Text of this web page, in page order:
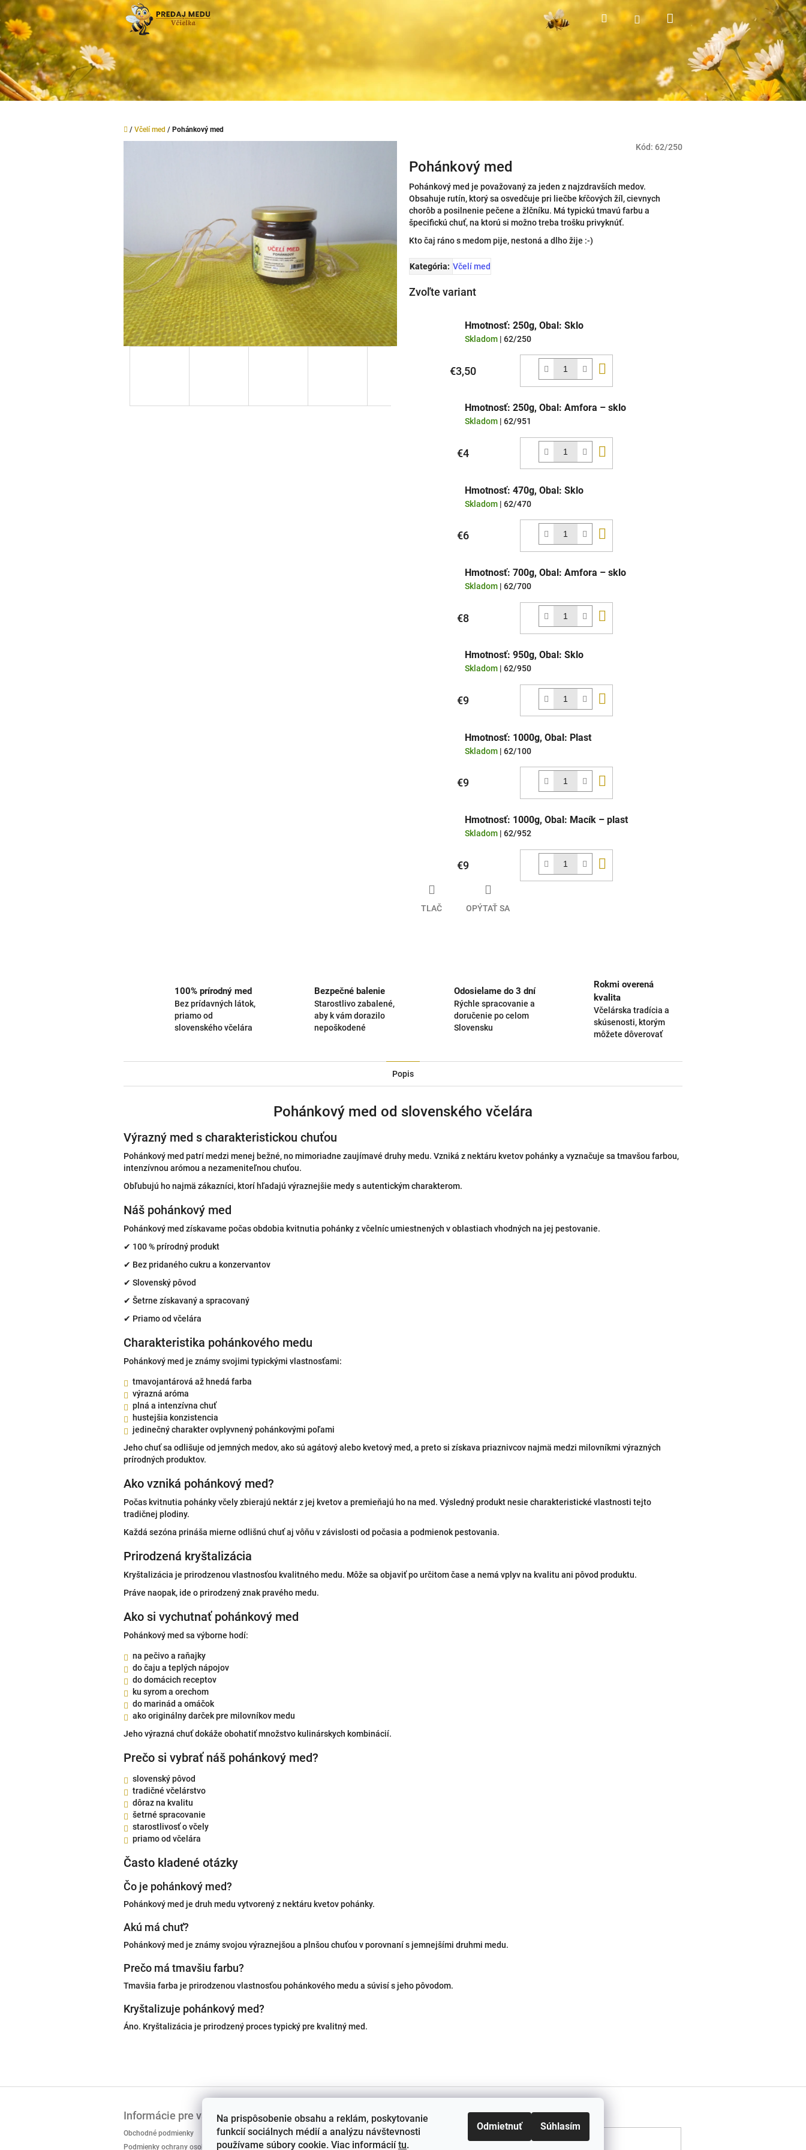
Na prispôsobenie obsahu a reklám, poskytovanie
funkcií sociálnych médií a analýzu návštevnosti
používame súbory cookie. Viac informáciítu.
Odmietnuť Súhlasím
Prejsť
na
obsah
HľadaťPrihlásenieNákupný
košík
Domov
/ Včelí med / Pohánkový med
Kód: 62/250
Pohánkový med
Pohánkový med je považovaný za jeden z najzdravších medov.
Obsahuje rutín, ktorý sa osvedčuje pri liečbe kŕčových žíl, cievnych
chorôb a posilnenie pečene a žlčníku. Má typickú tmavú farbu a
špecifickú chuť, na ktorú si možno treba trošku privyknúť.
Kto čaj ráno s medom pije, nestoná a dlho žije :-)
Kategória: Včelí med
Zvoľte variant
Hmotnosť: 250g, Obal: Sklo
Skladom | 62/250
€3,50
košíka
Hmotnosť: 250g, Obal: Amfora – sklo
Skladom | 62/951
€4
košíka
Hmotnosť: 470g, Obal: Sklo
Skladom | 62/470
€6
košíka
Hmotnosť: 700g, Obal: Amfora – sklo
Skladom | 62/700
€8
košíka
Hmotnosť: 950g, Obal: Sklo
Skladom | 62/950
€9
košíka
Hmotnosť: 1000g, Obal: Plast
Skladom | 62/100
€9
košíka
Hmotnosť: 1000g, Obal: Macík – plast
Skladom | 62/952
€9
košíka
TLAČ OPÝTAŤ SA
100% prírodný med
Bez prídavných látok,
priamo od
slovenského včelára
Bezpečné balenie
Starostlivo zabalené,
aby k vám dorazilo
nepoškodené
Odosielame do 3 dní
Rýchle spracovanie a
doručenie po celom
Slovensku
Rokmi overená
kvalita
Včelárska tradícia a
skúsenosti, ktorým
môžete dôverovať
Popis
Pohánkový med od slovenského včelára
Výrazný med s charakteristickou chuťou
Pohánkový med patrí medzi menej bežné, no mimoriadne zaujímavé druhy medu. Vzniká z nektáru kvetov pohánky a vyznačuje sa tmavšou farbou,
intenzívnou arómou a nezameniteľnou chuťou.
Obľubujú ho najmä zákazníci, ktorí hľadajú výraznejšie medy s autentickým charakterom.
Náš pohánkový med
Pohánkový med získavame počas obdobia kvitnutia pohánky z včelníc umiestnených v oblastiach vhodných na jej pestovanie.
✔ 100 % prírodný produkt
✔ Bez pridaného cukru a konzervantov
✔ Slovenský pôvod
✔ Šetrne získavaný a spracovaný
✔ Priamo od včelára
Charakteristika pohánkového medu
Pohánkový med je známy svojimi typickými vlastnosťami:
tmavojantárová až hnedá farba
výrazná aróma
plná a intenzívna chuť
hustejšia konzistencia
jedinečný charakter ovplyvnený pohánkovými poľami
Jeho chuť sa odlišuje od jemných medov, ako sú agátový alebo kvetový med, a preto si získava priaznivcov najmä medzi milovníkmi výrazných
prírodných produktov.
Ako vzniká pohánkový med?
Počas kvitnutia pohánky včely zbierajú nektár z jej kvetov a premieňajú ho na med. Výsledný produkt nesie charakteristické vlastnosti tejto
tradičnej plodiny.
Každá sezóna prináša mierne odlišnú chuť aj vôňu v závislosti od počasia a podmienok pestovania.
Prirodzená kryštalizácia
Kryštalizácia je prirodzenou vlastnosťou kvalitného medu. Môže sa objaviť po určitom čase a nemá vplyv na kvalitu ani pôvod produktu.
Práve naopak, ide o prirodzený znak pravého medu.
Ako si vychutnať pohánkový med
Pohánkový med sa výborne hodí:
na pečivo a raňajky
do čaju a teplých nápojov
do domácich receptov
ku syrom a orechom
do marinád a omáčok
ako originálny darček pre milovníkov medu
Jeho výrazná chuť dokáže obohatiť množstvo kulinárskych kombinácií.
Prečo si vybrať náš pohánkový med?
slovenský pôvod
tradičné včelárstvo
dôraz na kvalitu
šetrné spracovanie
starostlivosť o včely
priamo od včelára
Často kladené otázky
Čo je pohánkový med?
Pohánkový med je druh medu vytvorený z nektáru kvetov pohánky.
Akú má chuť?
Pohánkový med je známy svojou výraznejšou a plnšou chuťou v porovnaní s jemnejšími druhmi medu.
Prečo má tmavšiu farbu?
Tmavšia farba je prirodzenou vlastnosťou pohánkového medu a súvisí s jeho pôvodom.
Kryštalizuje pohánkový med?
Áno. Kryštalizácia je prirodzený proces typický pre kvalitný med.
Informácie pre vás
Obchodné podmienky
Podmienky ochrany osobných údajov
Vyhľadávanie
Hľadať